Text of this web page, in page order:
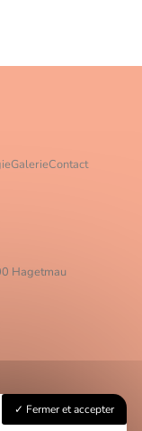
GalerieContact
Hagetmau
Fermer et accepter